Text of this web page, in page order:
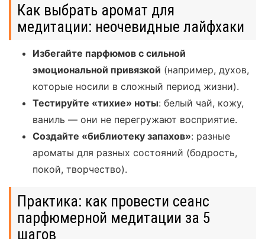
Как выбрать аромат для
медитации: неочевидные лайфхаки
Избегайте парфюмов с сильной
эмоциональной привязкой (например, духов,
которые носили в сложный период жизни).
Тестируйте «тихие» ноты: белый чай, кожу,
ваниль — они не перегружают восприятие.
Создайте «библиотеку запахов»: разные
ароматы для разных состояний (бодрость,
покой, творчество).
Практика: как провести сеанс
парфюмерной медитации за 5
шагов